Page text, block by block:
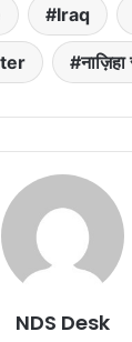
Iraq
NDS Desk